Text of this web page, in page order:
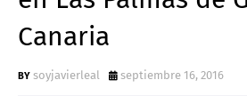
Canaria
soyjavierleal septiembre 16, 2016